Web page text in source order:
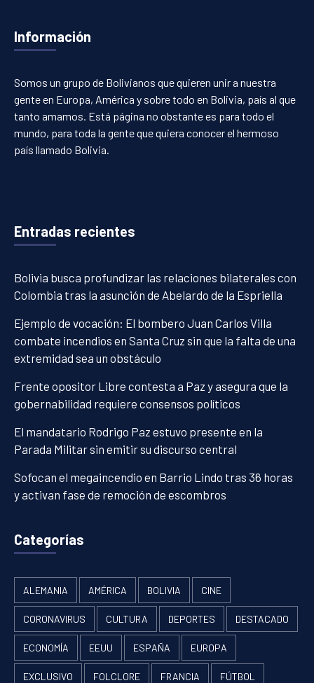
Información
Somos un grupo de Bolivianos que quieren unir a nuestra
gente en Europa, América y sobre todo en Bolivia, país al que
tanto amamos. Está página no obstante es para todo el
mundo, para toda la gente que quiera conocer el hermoso
país llamado Bolivia.
Entradas recientes
Bolivia busca profundizar las relaciones bilaterales con
Colombia tras la asunción de Abelardo de la Espriella
Ejemplo de vocación: El bombero Juan Carlos Villa
combate incendios en Santa Cruz sin que la falta de una
extremidad sea un obstáculo
Frente opositor Libre contesta a Paz y asegura que la
gobernabilidad requiere consensos políticos
El mandatario Rodrigo Paz estuvo presente en la
Parada Militar sin emitir su discurso central
Sofocan el megaincendio en Barrio Lindo tras 36 horas
y activan fase de remoción de escombros
Categorías
ALEMANIA AMÉRICA BOLIVIA CINE
CORONAVIRUS CULTURA DEPORTES DESTACADO
ECONOMÍA EEUU ESPAÑA EUROPA
EXCLUSIVO FOLCLORE FRANCIA FÚTBOL